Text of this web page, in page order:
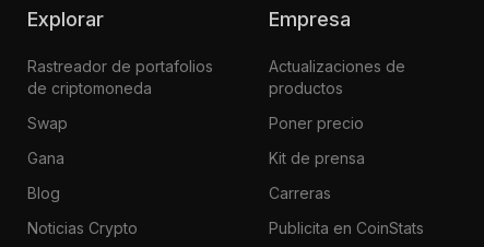
Explorar
Rastreador de portafolios
de criptomoneda
Swap
Gana
Blog
Noticias Crypto
Empresa
Actualizaciones de
productos
Poner precio
Kit de prensa
Carreras
Publicita en CoinStats